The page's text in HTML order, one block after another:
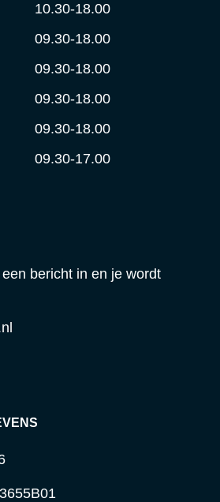
10.30-18.00
09.30-18.00
09.30-18.00
09.30-18.00
09.30-18.00
09.30-17.00
bericht in en je wordt